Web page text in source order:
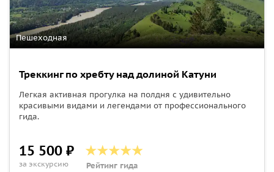
Пешеходная
Треккинг по хребту над долиной Катуни
Легкая активная прогулка на полдня с удивительно
красивыми видами и легендами от профессионального
гида.
15 500 ₽
за экскурсию Рейтинг гида